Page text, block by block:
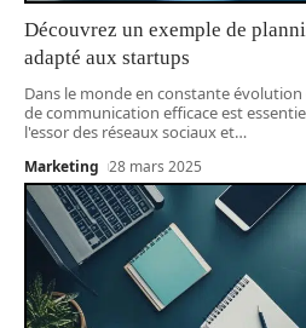
Découvrez un exemple de
adapté aux startups
Dans le monde en constante
de communication efficace est
l'essor des réseaux sociaux et…
Marketing 28 mars 2025